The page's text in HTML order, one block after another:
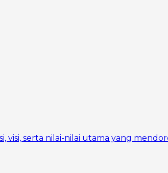
visi, serta nilai-nilai utama yang